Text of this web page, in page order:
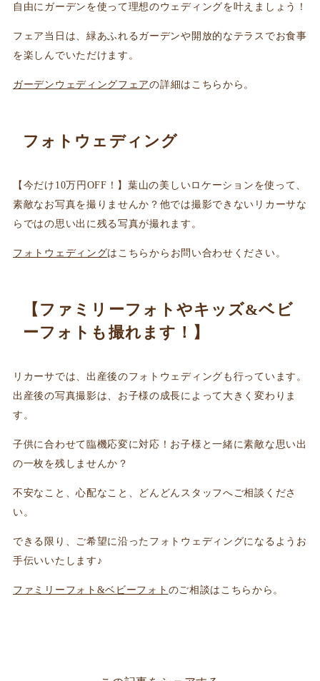
自由にガーデンを使って理想のウェディングを叶えましょう！
フェア当日は、緑あふれるガーデンや開放的なテラスでお食事
を楽しんでいただけます。
ガーデンウェディングフェアの詳細はこちらから。
フォトウェディング
【今だけ10万円OFF！】葉山の美しいロケーションを使って、
素敵なお写真を撮りませんか？他では撮影できないリカーサな
らではの思い出に残る写真が撮れます。
フォトウェディングはこちらからお問い合わせください。
【ファミリーフォトやキッズ&ベビ
ーフォトも撮れます！】
リカーサでは、出産後のフォトウェディングも行っています。
出産後の写真撮影は、お子様の成長によって大きく変わりま
す。
子供に合わせて臨機応変に対応！お子様と一緒に素敵な思い出
の一枚を残しませんか？
不安なこと、心配なこと、どんどんスタッフへご相談くださ
い。
できる限り、ご希望に沿ったフォトウェディングになるようお
手伝いいたします♪
ファミリーフォト&ベビーフォト のご相談はこちらから。